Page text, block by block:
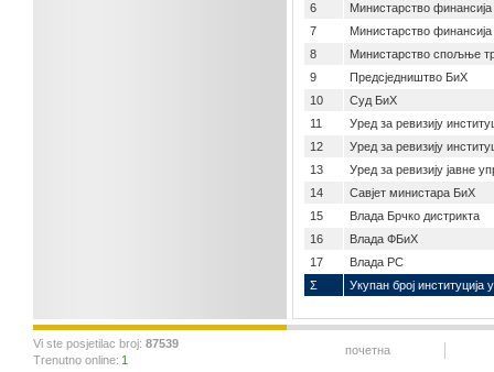
6
Министарство
7
Министарство
8
Министарство спољње
9
Предсједништво БиХ
10
Суд БиХ
11
Уред за ревизију
12
Уред за ревизију
13
Уред за ревизију јавне
14
Савјет министара БиХ
15
Влада Брчко дистрикта
16
Влада ФБиХ
17
Влада РС
Σ
Укупан број институција
Vi ste posjetilac broj: 87539
Trenutno online: 1
почетна